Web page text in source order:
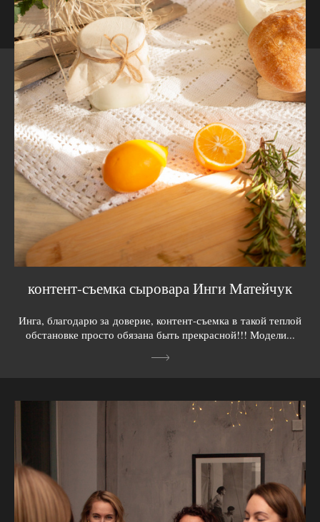
контент-съемка сыровара Инги Матейчук
Инга, благодарю за доверие, контент-съемка в такой теплой
обстановке просто обязана быть прекрасной!!! Модели...